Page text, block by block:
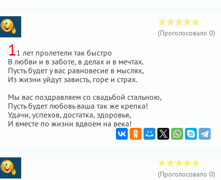
(Проголосовало 0)
11 лет пролетели так быстро
В любви и в заботе, в делах и в мечтах.
Пусть будет у вас равновесие в мыслях,
Из жизни уйдут зависть, горе и страх.
Мы вас поздравляем со свадьбой стальною,
Пусть будет любовь ваша так же крепка!
Удачи, успехов, достатка, здоровья,
И вместе по жизни вдвоем на века!
(Проголосовало 0)